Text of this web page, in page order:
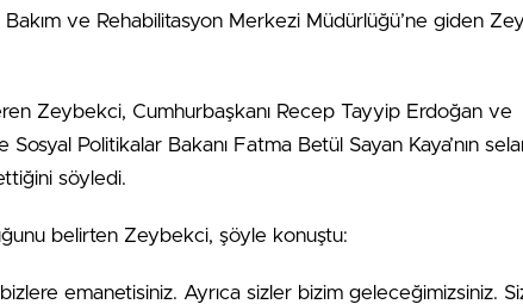
Bakım ve Rehabilitasyon Merkezi Müdürlüğü’ne giden
Zeybekci, Cumhurbaşkanı Recep Tayyip Erdoğan ve
Sosyal Politikalar Bakanı Fatma Betül Sayan Kaya’nın
söyledi.
belirten Zeybekci, şöyle konuştu:
emanetisiniz. Ayrıca sizler bizim geleceğimizsiniz.